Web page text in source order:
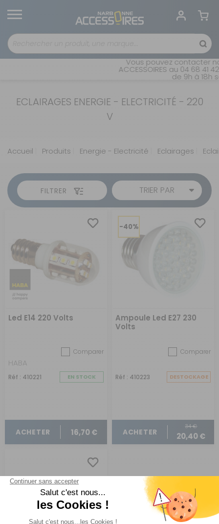
Vous pouvez contacter
ACCESSOIRES au 04 68 41
de 9h à 18h
ECLAIRAGES ENERGIE - ELECTRICITÉ - 220
V
Accueil Produits Energie - Electricité Eclairages
FILTRER TRIER PAR
Led E14 220 Volts
Comparer
HABA
Réf : 410221 EN STOCK
ACHETER 16,70 €
-40%
Ampoule Led E27 230
Volts
Comparer
Réf : 410223 DESTOCKAGE
ACHETER
34 €
20,40 €